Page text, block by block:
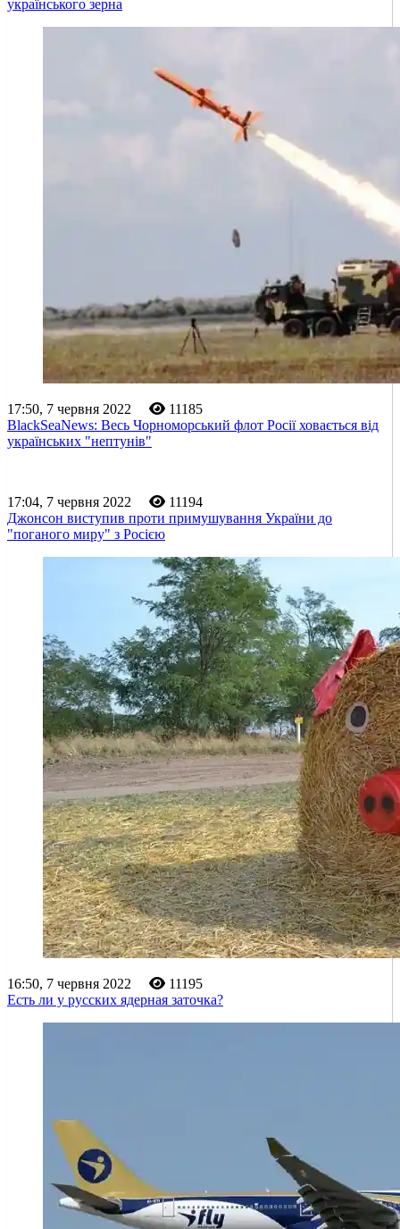
українського зерна
17:50, 7 червня 2022
11185
BlackSeaNews: Весь Чорноморський флот Росії ховається від
українських "нептунів"
17:04, 7 червня 2022
11194
Джонсон виступив проти примушування України до
"поганого миру" з Росією
16:50, 7 червня 2022
11195
Есть ли у русских ядерная заточка?